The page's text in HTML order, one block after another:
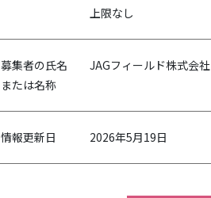
上限なし
募集者の氏名
または名称
JAGフィールド株式会社
情報更新日 2026年5月19日